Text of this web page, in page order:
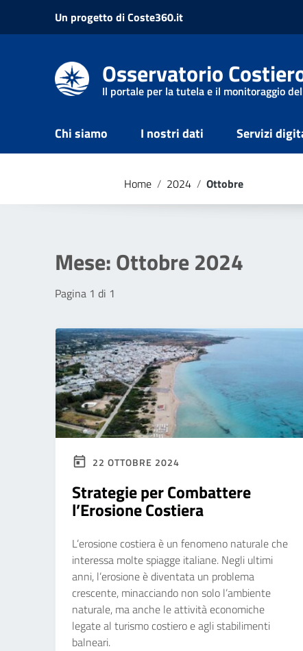
Vai al menu di navigazione
Un progetto di Coste360.it
Osservatorio
Il portale per la tutela e il monitoraggio
Chi siamo I nostri dati Servizi
Home / 2024 / Ottobre
Mese:Ottobre 2024
Pagina 1 di 1
22 OTTOBRE 2024
Strategie per Combattere
l’Erosione Costiera
L’erosione costiera è un fenomeno naturale che
interessa molte spiagge italiane. Negli ultimi
anni, l’erosione è diventata un problema
crescente, minacciando non solo l’ambiente
naturale, ma anche le attività economiche
legate al turismo costiero e agli stabilimenti
balneari.